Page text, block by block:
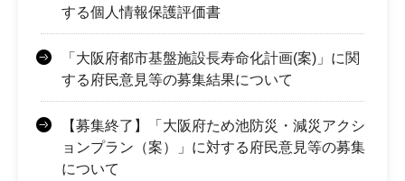
する個人情報保護評価書
「大阪府都市基盤施設長寿命化計画(案)」に関
する府民意見等の募集結果について
【募集終了】「大阪府ため池防災・減災アクシ
ョンプラン（案）」に対する府民意見等の募集
について